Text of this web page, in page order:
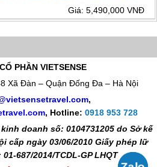
Giá: 5,490,000 VNĐ
PHẦN VIETSENSE
Xã Đàn – Quận Đống Đa – Hà Nội
,
, Hotline: 0918 953 728
doanh số: 0104731205 do Sở kế
cấp ngày 03/06/2010 Giấy phép lữ
687/2014/TCDL-GP LHQT